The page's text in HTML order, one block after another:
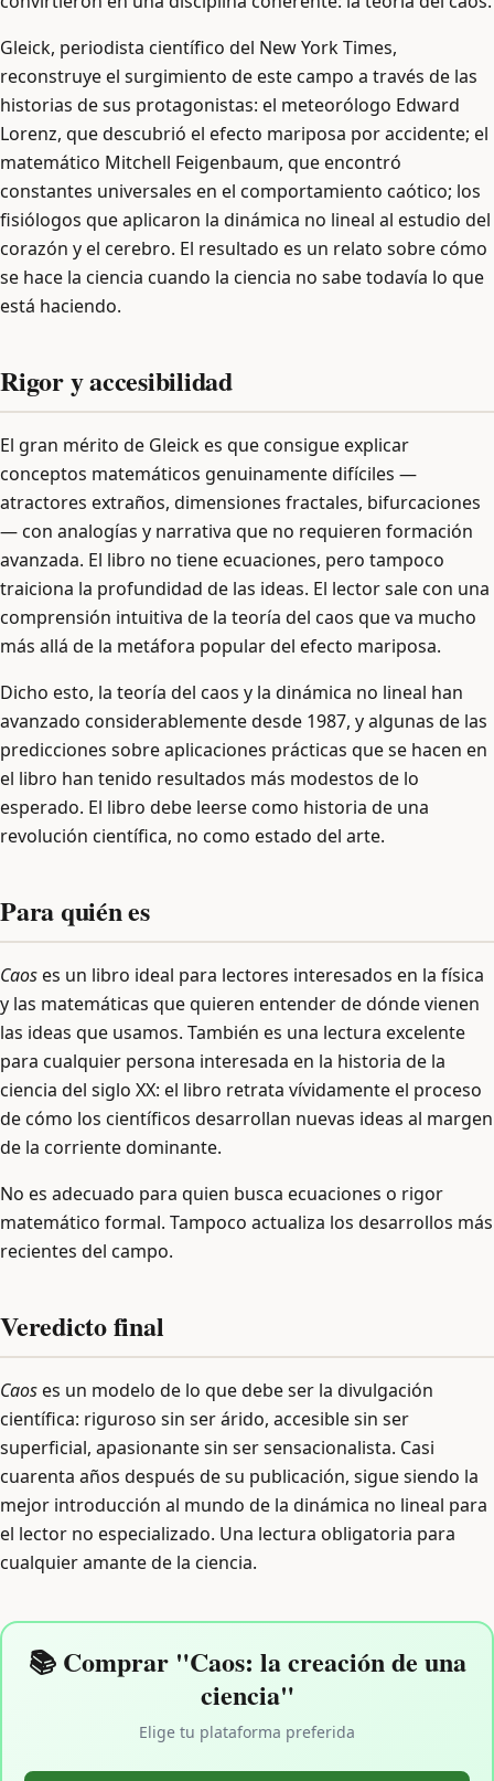
Gleick, periodista científico del New York Times,
reconstruye el surgimiento de este campo a través de las
historias de sus protagonistas: el meteorólogo Edward
Lorenz, que descubrió el efecto mariposa por accidente; el
matemático Mitchell Feigenbaum, que encontró
constantes universales en el comportamiento caótico; los
fisiólogos que aplicaron la dinámica no lineal al estudio del
corazón y el cerebro. El resultado es un relato sobre cómo
se hace la ciencia cuando la ciencia no sabe todavía lo que
está haciendo.
Rigor y accesibilidad
El gran mérito de Gleick es que consigue explicar
conceptos matemáticos genuinamente difíciles —
atractores extraños, dimensiones fractales, bifurcaciones
— con analogías y narrativa que no requieren formación
avanzada. El libro no tiene ecuaciones, pero tampoco
traiciona la profundidad de las ideas. El lector sale con una
comprensión intuitiva de la teoría del caos que va mucho
más allá de la metáfora popular del efecto mariposa.
Dicho esto, la teoría del caos y la dinámica no lineal han
avanzado considerablemente desde 1987, y algunas de las
predicciones sobre aplicaciones prácticas que se hacen en
el libro han tenido resultados más modestos de lo
esperado. El libro debe leerse como historia de una
revolución científica, no como estado del arte.
Para quién es
Caoses un libro ideal para lectores interesados en la física
y las matemáticas que quieren entender de dónde vienen
las ideas que usamos. También es una lectura excelente
para cualquier persona interesada en la historia de la
ciencia del siglo XX: el libro retrata vívidamente el proceso
de cómo los científicos desarrollan nuevas ideas al margen
de la corriente dominante.
No es adecuado para quien busca ecuaciones o rigor
matemático formal. Tampoco actualiza los desarrollos más
recientes del campo.
Veredicto final
Caoses un modelo de lo que debe ser la divulgación
científica: riguroso sin ser árido, accesible sin ser
superficial, apasionante sin ser sensacionalista. Casi
cuarenta años después de su publicación, sigue siendo la
mejor introducción al mundo de la dinámica no lineal para
el lector no especializado. Una lectura obligatoria para
cualquier amante de la ciencia.
📚 Comprar "Caos: la creación de una
ciencia"
Elige tu plataforma preferida